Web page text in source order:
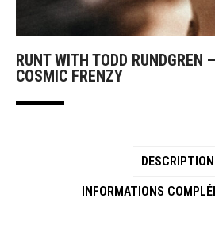
RUNT WITH TODD RUNDGREN
COSMIC FRENZY
DESCRIPTION
INFORMATIONS